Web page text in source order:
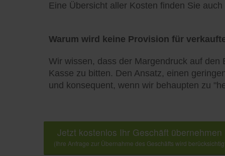
Eine Übersicht aller Kosten finden Sie
Warum wird keine Provision für
Wir wissen, dass der Margendruck auf
Kasse zu bitten. Den Ansatz, einen
und konsequent, wenn wir behaupten zu
Jetzt kostenlos Ihr Geschäft übernehmen
(Ihre Anfrage zur Übernahme des Geschäfts wird